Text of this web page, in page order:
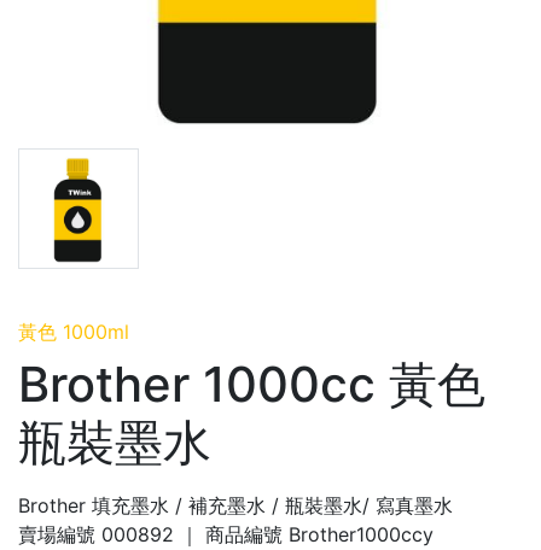
黃色 1000ml
Brother 1000cc 黃色
瓶裝墨水
Brother 填充墨水 / 補充墨水 / 瓶裝墨水/ 寫真墨水
賣場編號 000892 ｜ 商品編號 Brother1000ccy